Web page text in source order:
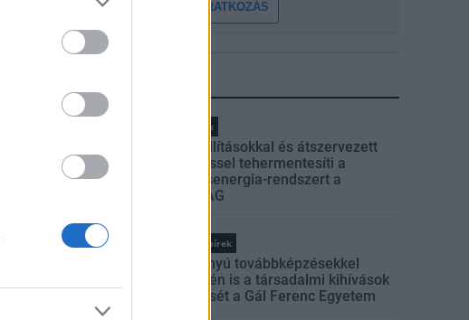
FELIRATKOZÁS
Helyi hírek
Gyárleállításokkal és átszervezett
termeléssel tehermentesíti a
villamosenergia-rendszert a
STRABAG
Országos hírek
Szakirányú továbbképzésekkel
segíti idén is a társadalmi kihívások
leküzdését a Gál Ferenc Egyetem